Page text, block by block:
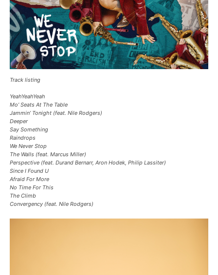
Track listing
YeahYeahYeah
Mo’ Seats At The Table
Jammin’ Tonight (feat. Nile Rodgers)
Deeper
Say Something
Raindrops
We Never Stop
The Walls (feat. Marcus Miller)
Perspective (feat. Durand Bernarr, Aron Hodek, Philip Lassiter)
Since I Found U
Afraid For More
No Time For This
The Climb
Convergency (feat. Nile Rodgers)